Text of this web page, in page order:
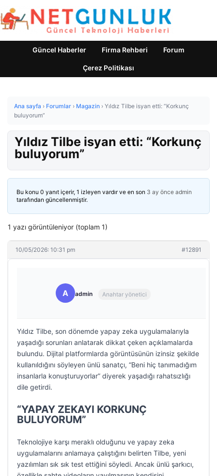
Güncel Haberler Firma Rehberi Forum
Çerez Politikası
Ana sayfa › Forumlar › Magazin › Yıldız Tilbe isyan etti: “Korkunç
buluyorum”
Yıldız Tilbe isyan etti: “Korkunç
buluyorum”
Bu konu 0 yanıt içerir, 1 izleyen vardır ve en son 3 ay önce admin
tarafından güncellenmiştir.
1 yazı görüntüleniyor (toplam 1)
10/05/2026: 10:31 pm #12891
A admin Anahtar yönetici
Yıldız Tilbe, son dönemde yapay zeka uygulamalarıyla
yaşadığı sorunları anlatarak dikkat çeken açıklamalarda
bulundu. Dijital platformlarda görüntüsünün izinsiz şekilde
kullanıldığını söyleyen ünlü sanatçı, “Beni hiç tanımadığım
insanlarla konuşturuyorlar” diyerek yaşadığı rahatsızlığı
dile getirdi.
“YAPAY ZEKAYI KORKUNÇ
BULUYORUM”
Teknolojiye karşı meraklı olduğunu ve yapay zeka
uygulamalarını anlamaya çalıştığını belirten Tilbe, yeni
yazılımları sık sık test ettiğini söyledi. Ancak ünlü şarkıcı,